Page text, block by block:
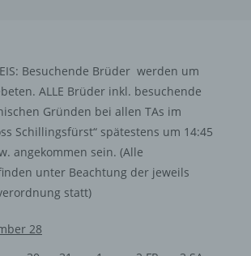
Besuchende Brüder werden um
ALLE Brüder inkl. besuchende
Gründen bei allen TAs im
Schillingsfürst“ spätestens um 14:45
angekommen sein. (Alle
unter Beachtung der jeweils
statt)
28